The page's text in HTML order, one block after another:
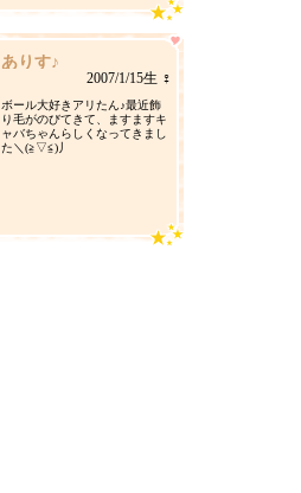
ありす♪
2007/1/15生 ♀
ボール大好きアリたん♪最近飾
り毛がのびてきて、ますますキ
ャバちゃんらしくなってきまし
た＼(≧▽≦)丿